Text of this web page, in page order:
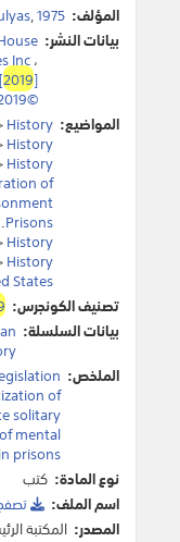
المؤلف: ,1975
بيانات النشر:
Inc،
[2019]
©2019
المواضيع: History
History
History
of
Prisons
.
History
History
States
تصنيف الكونجرس:
بيانات السلسلة:
الملخص:
of
solitary
mental
prisons.
نوع المادة: كتب
اسم الملف:
المصدر: المكتبة